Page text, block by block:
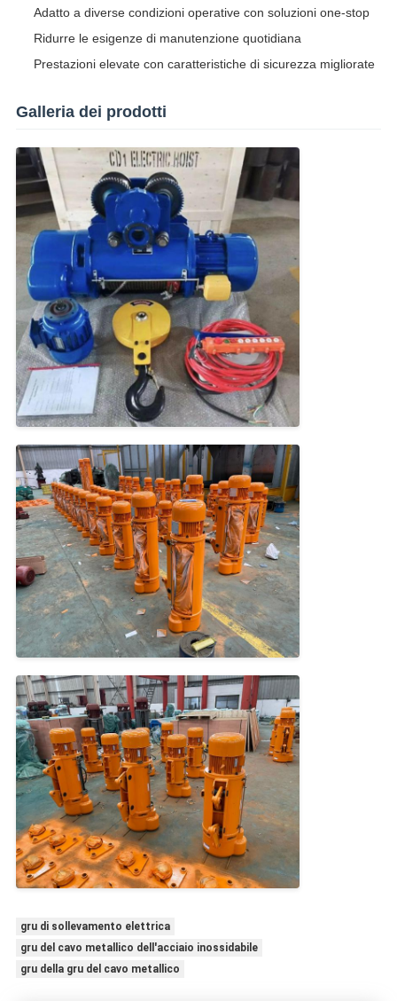
Adatto a diverse condizioni operative con soluzioni one-stop
Ridurre le esigenze di manutenzione quotidiana
Prestazioni elevate con caratteristiche di sicurezza migliorate
Galleria dei prodotti
gru di sollevamento elettrica
gru del cavo metallico dell'acciaio inossidabile
gru della gru del cavo metallico